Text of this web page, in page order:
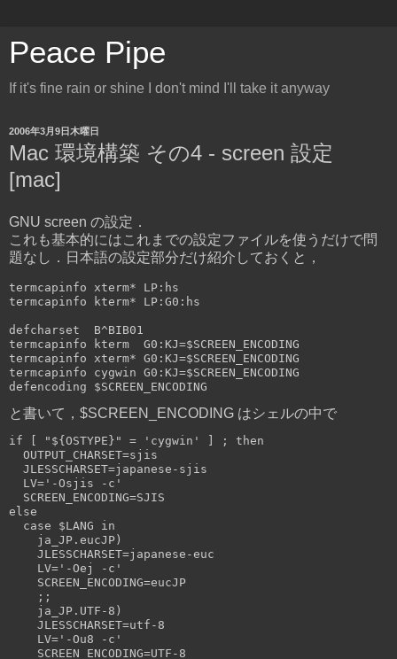
Peace Pipe
If it's fine rain or shine I don't mind I'll take it anyway
2006年3月9日木曜日
Mac 環境構築 その4 - screen 設定
[mac]
GNU screen の設定．
これも基本的にはこれまでの設定ファイルを使うだけで問
題なし．日本語の設定部分だけ紹介しておくと，
termcapinfo xterm* LP:hs
termcapinfo kterm* LP:G0:hs
defcharset  B^BIB01
termcapinfo kterm  G0:KJ=$SCREEN_ENCODING
termcapinfo xterm* G0:KJ=$SCREEN_ENCODING
termcapinfo cygwin G0:KJ=$SCREEN_ENCODING
と書いて，$SCREEN_ENCODING はシェルの中で
if [ "${OSTYPE}" = 'cygwin' ] ; then
  OUTPUT_CHARSET=sjis
  JLESSCHARSET=japanese-sjis
  LV='-Osjis -c'
  SCREEN_ENCODING=SJIS
else
  case $LANG in
    ja_JP.eucJP)
    JLESSCHARSET=japanese-euc
    LV='-Oej -c'
    SCREEN_ENCODING=eucJP
    ;;
    ja_JP.UTF-8)
    JLESSCHARSET=utf-8
    LV='-Ou8 -c'
    SCREEN_ENCODING=UTF-8